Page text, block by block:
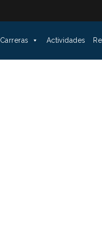
Carreras Actividades